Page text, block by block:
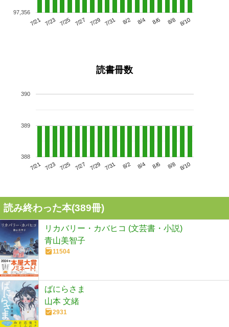
7/21 7/23 7/25 7/27 7/29 7/31 8/2 8/4 8/6 8/8 8/10
97,356
読書冊数
7/21 7/23 7/25 7/27 7/29 7/31 8/2 8/4 8/6 8/8 8/10
388
389
390
読み終わった本(389冊)
リカバリー・カバヒコ (文芸書・小説)
青山美智子
11504
ばにらさま
山本 文緒
2931